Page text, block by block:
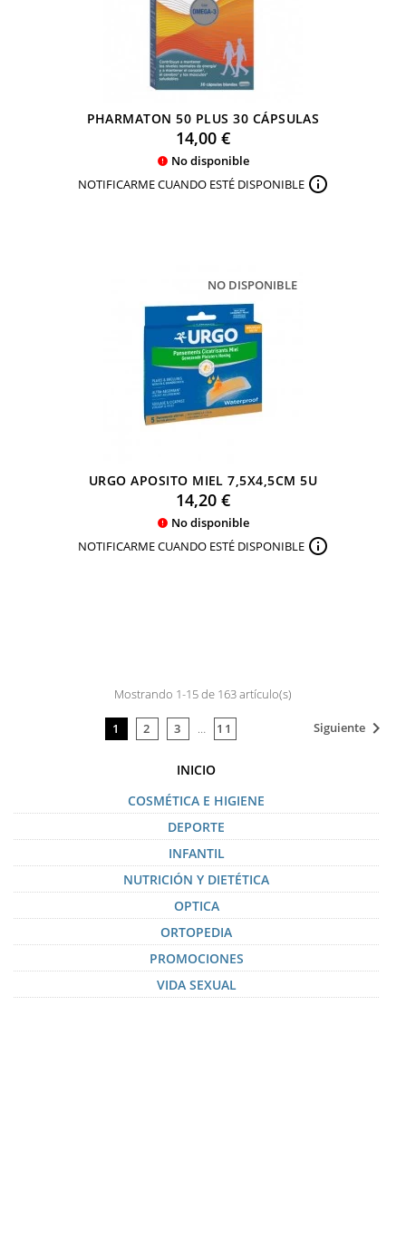
PHARMATON 50 PLUS 30 CÁPSULAS
Precio
14,00 €
 No disponible
NOTIFICARME CUANDO ESTÉ DISPONIBLE 
URGO APOSITO MIEL 7,5X4,5CM 5U
Precio
14,20 €
 No disponible
NOTIFICARME CUANDO ESTÉ DISPONIBLE 
NO DISPONIBLE
Mostrando 1-15 de 163 artículo(s)
1 2 3 11 Siguiente 
INICIO
COSMÉTICA E HIGIENE
DEPORTE
INFANTIL
NUTRICIÓN Y DIETÉTICA
OPTICA
ORTOPEDIA
PROMOCIONES
VIDA SEXUAL